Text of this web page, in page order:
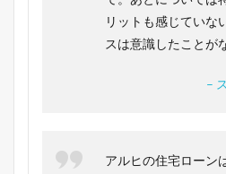
リットも感じていな
スは意識したことが
–
アルヒの住宅ローン